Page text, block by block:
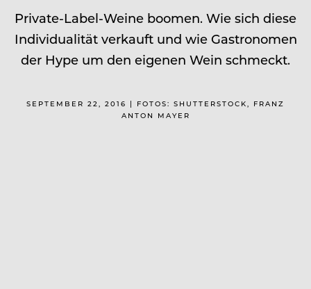
Private-Label-Weine boomen. Wie sich diese
Individualität verkauft und wie Gastronomen
der Hype um den eigenen Wein schmeckt.
SEPTEMBER 22, 2016 | FOTOS: SHUTTERSTOCK, FRANZ
ANTON MAYER